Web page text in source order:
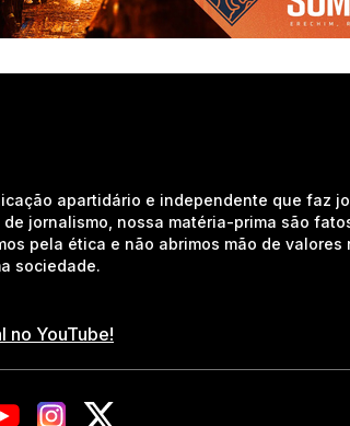
apartidário e independente que faz
jornalismo, nossa matéria-prima são
pela ética e não abrimos mão de valores
sociedade.
no YouTube!